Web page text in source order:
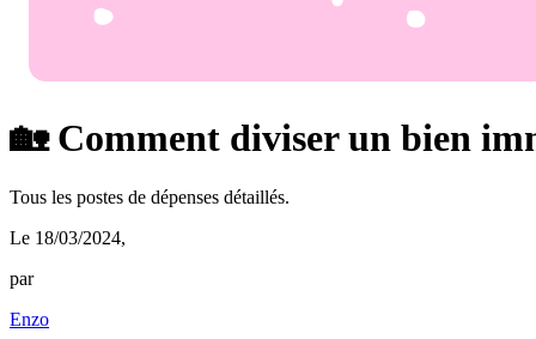
🏡 Comment diviser un bien
Tous les postes de dépenses détaillés.
Le 18/03/2024,
par
Enzo